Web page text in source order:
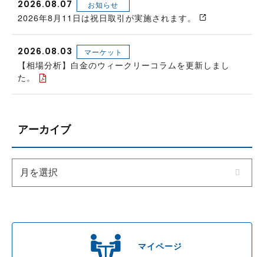
マイページ
2026.08.07 お知らせ
2026年8月11日は祝日取引が実施されます。
2026.08.03 マーケット
【相場分析】白金のウィークリーコラムを更新しまし
た。
アーカイブ